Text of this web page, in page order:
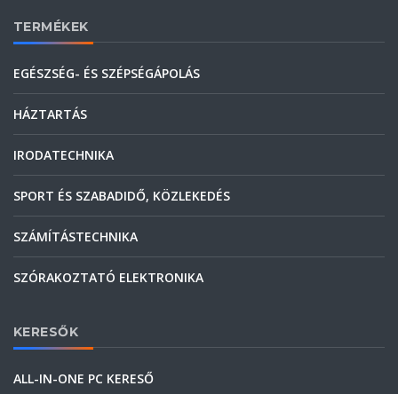
TERMÉKEK
EGÉSZSÉG- ÉS SZÉPSÉGÁPOLÁS
HÁZTARTÁS
IRODATECHNIKA
SPORT ÉS SZABADIDŐ, KÖZLEKEDÉS
SZÁMÍTÁSTECHNIKA
SZÓRAKOZTATÓ ELEKTRONIKA
KERESŐK
ALL-IN-ONE PC KERESŐ